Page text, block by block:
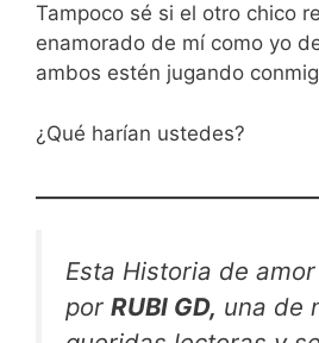
Tampoco sé si el otro chico
enamorado de mí como yo
ambos estén jugando
¿Qué harían ustedes?
Esta Historia de
por RUBI GD, una de